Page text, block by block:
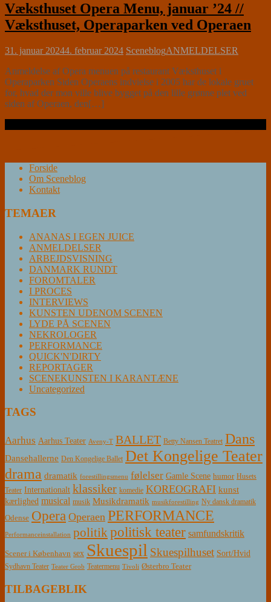
Væksthuset Opera Menu, januar ’24 //
Væksthuset, Operaparken ved Operaen
31. januar 20244. februar 2024 SceneblogANMELDELSER
Anmeldelse af Opera menuen på restaurant Væksthuset i
Operaparken Siden Operaens indvielse i 2005 har de lokale gruet
for, hvad der mon ville blive bygget på den lille grønne plet ved
siden af Operaen, den[…]
Forside
Om Sceneblog
Kontakt
TEMAER
ANANAS I EGEN JUICE
ANMELDELSER
ARBEJDSVISNING
DANMARK RUNDT
FOROMTALER
I PROCES
INTERVIEWS
KUNSTEN UDENOM SCENEN
LYDE PÅ SCENEN
NEKROLOGER
PERFORMANCE
QUICK'N'DIRTY
REPORTAGER
SCENEKUNSTEN I KARANTÆNE
Uncategorized
TAGS
Aarhus Aarhus Teater Aveny-T BALLET Betty Nansen Teatret Dans
Dansehallerne Den Kongelige Ballet Det Kongelige Teater
drama dramatik forestillingsmenu følelser Gamle Scene humor Husets
Teater Internationalt klassiker komedie KOREOGRAFI kunst
kærlighed musical musik Musikdramatik musikforestilling Ny dansk dramatik
Odense Opera Operaen PERFORMANCE
Performanceinstallation politikpolitisk teater samfundskritik
Scener i København sex Skuespil Skuespilhuset Sort/Hvid
Sydhavn Teater Teater Grob Teatermenu Tivoli Østerbro Teater
TILBAGEBLIK